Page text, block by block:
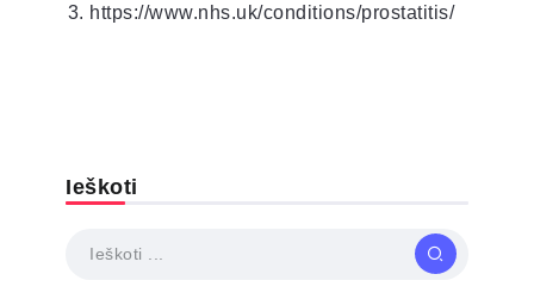
https://www.nhs.uk/conditions/prostatitis/
Ieškoti